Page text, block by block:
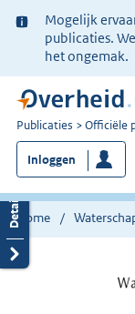
Ter
informatie:
Mogelijk
publicaties.
het ongemak.
U
bent
nu
hier:
Publicaties Officiële
Inloggen
Home